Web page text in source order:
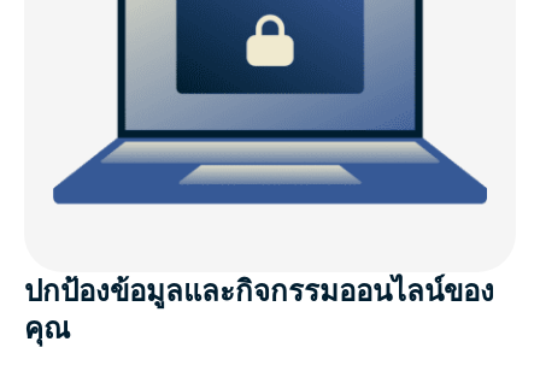
ทำไมคุณต้องใช้ VPN บนอุปกรณ์ Windows?
คุณสมบัติ ExpressVPN ขั้นสูงสำหรับ Windows
คนอื่น ๆ พูดถึง ExpressVPN อย่างไรบ้าง
คำถามที่พบบ่อย : VPN สำหรับ Windows PC
ลองใช้ ExpressVPN อย่างไม่มีความเสี่ยง
ปกป้องข้อมูลและกิจกรรมออนไลน์ของ
คุณ